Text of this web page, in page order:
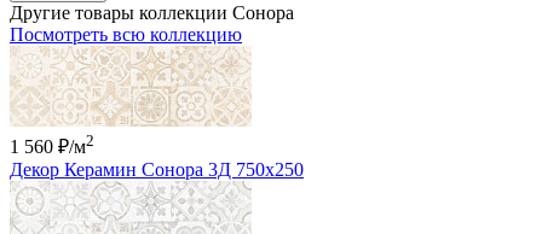
Другие товары коллекции Сонора
Посмотреть всю коллекцию
1 560 ₽/м2
Декор Керамин Сонора 3Д 750х250